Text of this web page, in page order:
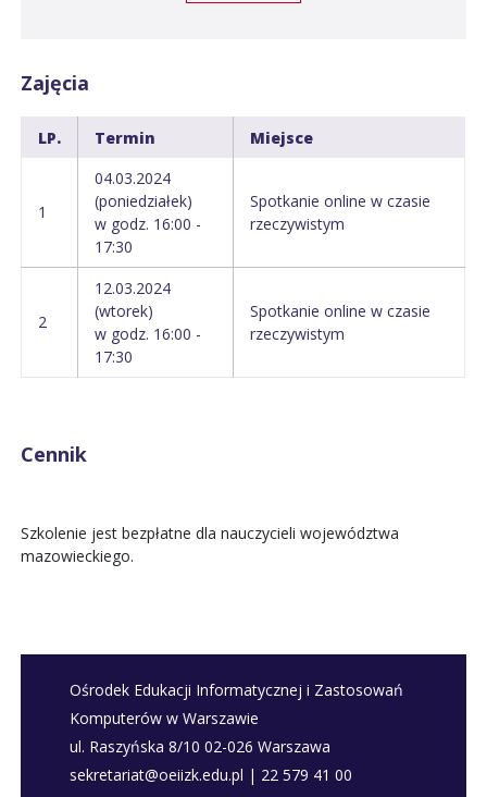
Zajęcia
LP. Termin Miejsce
1
04.03.2024
(poniedziałek)
w godz. 16:00 -
17:30
Spotkanie online w czasie
rzeczywistym
2
12.03.2024
(wtorek)
w godz. 16:00 -
17:30
Spotkanie online w czasie
rzeczywistym
Cennik
Szkolenie jest bezpłatne dla nauczycieli województwa
mazowieckiego.
Ośrodek Edukacji Informatycznej i Zastosowań
Komputerów w Warszawie
ul. Raszyńska 8/10 02-026 Warszawa
sekretariat@oeiizk.edu.pl | 22 579 41 00